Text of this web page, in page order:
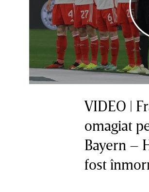
VIDEO |
omagiat
Bayern –
fost